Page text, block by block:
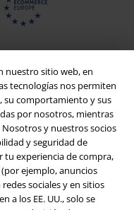
nuestro sitio web, en
tecnologías nos permiten
su comportamiento y sus
por nosotros, mientras
y nuestros socios
y seguridad de
tu experiencia de compra,
ejemplo, anuncios
sociales y en sitios
a los EE. UU., solo se